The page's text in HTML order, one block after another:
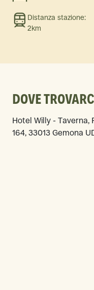
Distanza stazione:
2km
DOVE
Hotel Willy - Taverna,
164, 33013 Gemona